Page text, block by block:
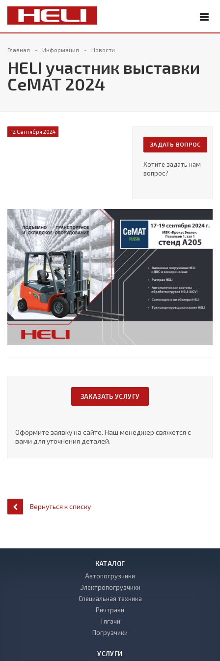
Главная Информация Новости
HELI участник выставки
СеМАТ 2024
ЗАДАТЬ ВОПРОС
Хотите задать нам
вопрос?
12 Сентября 2024
ЗАКАЗАТЬ УСЛУГУ
Оформите заявку на сайте. Наш менеджер свяжется с
вами для уточнения деталей.
Вернуться к списку
КАТАЛОГ
Автопогрузчики
Электропогрузчики
Специальная техника
Ричтраки
Тягачи
Погрузчики
УСЛУГИ